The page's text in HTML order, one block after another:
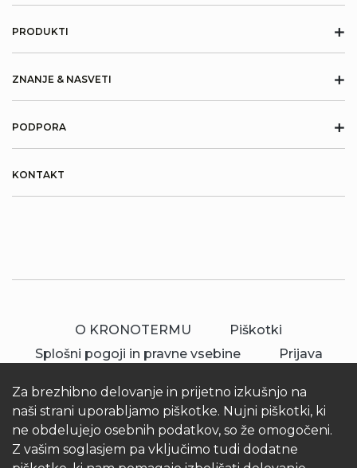
Za brezhibno delovanje in prijetno izkušnjo na
naši strani uporabljamo piškotke. Nujni piškotki, ki
ne obdelujejo osebnih podatkov, so že omogočeni.
Z vašim soglasjem pa vključimo tudi dodatne
PRODUKTI +
ZNANJE & NASVETI +
PODPORA +
KONTAKT
O KRONOTERMU
Piškotki
Splošni pogoji in pravne vsebine
Prijava